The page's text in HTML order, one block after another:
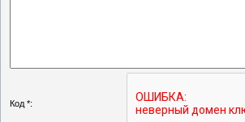
Код *: